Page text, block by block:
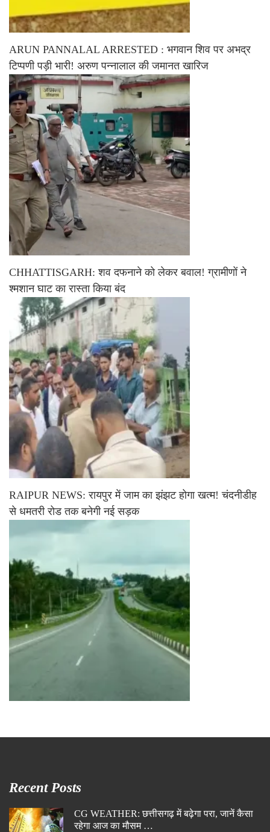
ARUN PANNALAL ARRESTED : भगवान शिव पर अभद्र
टिप्पणी पड़ी भारी! अरुण पन्नालाल की जमानत खारिज
CHHATTISGARH: शव दफनाने को लेकर बवाल! ग्रामीणों ने
श्मशान घाट का रास्ता किया बंद
RAIPUR NEWS: रायपुर में जाम का झंझट होगा खत्म! चंदनीडीह
से धमतरी रोड तक बनेगी नई सड़क
Recent Posts
CG WEATHER: छत्तीसगढ़ में बढ़ेगा परा, जानें कैसा
रहेगा आज का मौसम …